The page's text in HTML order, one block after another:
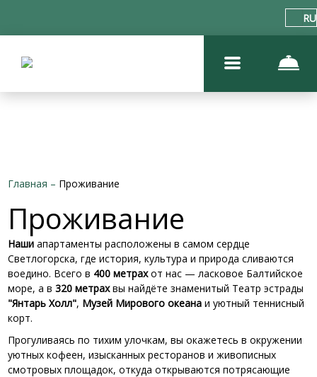
RU
Главная – Проживание
Проживание
Наши апартаменты расположены в самом сердце
Светлогорска, где история, культура и природа сливаются
воедино. Всего в 400 метрахот нас — ласковое Балтийское
море, а в320 метрахвы найдёте знаменитый Театр эстрады
"Янтарь Холл", Музей Мирового океана и уютный теннисный
корт.
Прогуливаясь по тихим улочкам, вы окажетесь в окружении
уютных кофеен, изысканных ресторанов и живописных
смотровых площадок, откуда открываются потрясающие